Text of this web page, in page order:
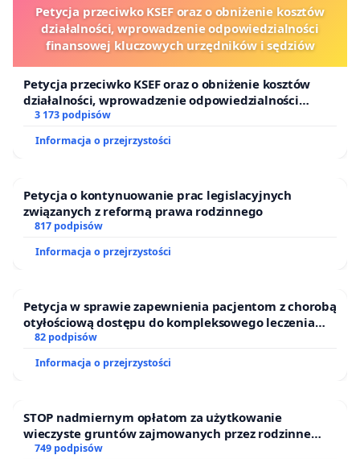
Petycja przeciwko KSEF oraz o obniżenie kosztów
działalności, wprowadzenie odpowiedzialności
finansowej kluczowych urzędników i sędziów
Petycja przeciwko KSEF oraz o obniżenie kosztów
działalności, wprowadzenie odpowiedzialności
finansowej kluczowych urzędników i sędziów
3 173 podpisów
Informacja o przejrzystości
Petycja o kontynuowanie prac legislacyjnych
związanych z reformą prawa rodzinnego
817 podpisów
Informacja o przejrzystości
Petycja w sprawie zapewnienia pacjentom z chorobą
otyłościową dostępu do kompleksowego leczenia
oraz programów profilaktycznych.
82 podpisów
Informacja o przejrzystości
STOP nadmiernym opłatom za użytkowanie
wieczyste gruntów zajmowanych przez rodzinne
ogrody działkowe.
749 podpisów